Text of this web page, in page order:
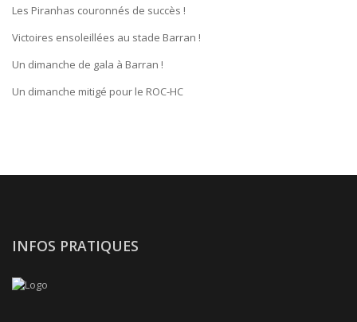
Les Piranhas couronnés de succès !
Victoires ensoleillées au stade Barran !
Un dimanche de gala à Barran !
Un dimanche mitigé pour le ROC-HC
INFOS PRATIQUES